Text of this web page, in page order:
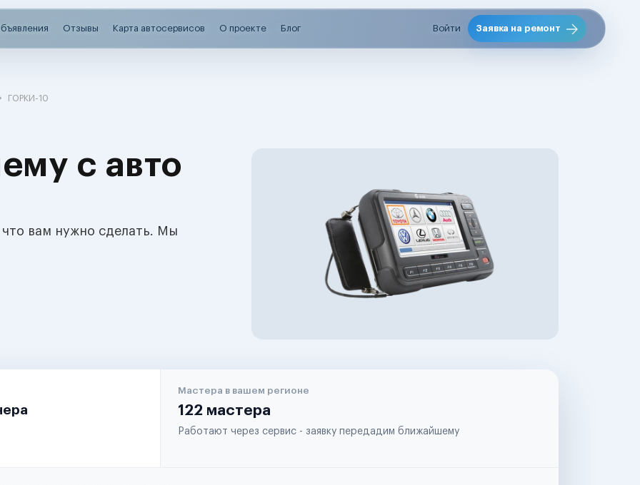
Отзывы Карта автосервисов О проекте Блог Войти Заявка на ремонт
ГОРКИ-10
с авто
вам нужно сделать. Мы
Мастера в вашем регионе
122 мастера
Работают через сервис - заявку передадим ближайшему